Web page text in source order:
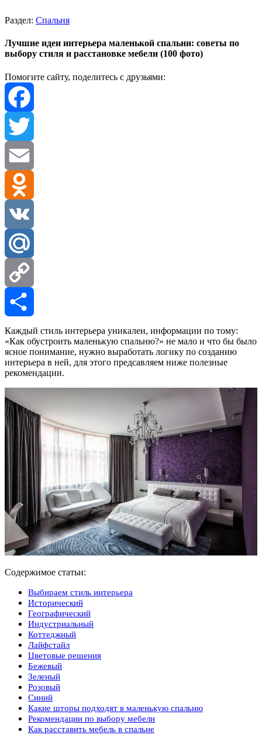
Раздел: Спальня
Лучшие идеи интерьера маленькой спальни: советы по
выбору стиля и расстановке мебели (100 фото)
Помогите сайту, поделитесь с друзьями:
Facebook
Twitter
Email
Odnoklassniki
VK
Mail.Ru
Copy
Link
Отправить
Каждый стиль интерьера уникален, информации по тому:
«Как обустроить маленькую спальню?» не мало и что бы было
ясное понимание, нужно выработать логику по созданию
интерьера в ней, для этого предсавляем ниже полезные
рекомендации.
Содержимое статьи:
Выбираем стиль интерьера
Исторический
Географический
Индустриальный
Коттеджный
Лайфстайл
Цветовые решения
Бежевый
Зеленый
Розовый
Синий
Какие шторы подходят в маленькую спальню
Рекомендации по выбору мебели
Как расставить мебель в спальне